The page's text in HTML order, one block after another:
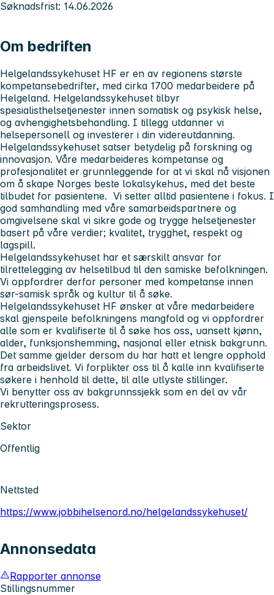
Søknadsfrist: 14.06.2026
Om bedriften
Helgelandssykehuset HF er en av regionens største
kompetansebedrifter, med cirka 1700 medarbeidere på
Helgeland. Helgelandssykehuset tilbyr
spesialisthelsetjenester innen somatisk og psykisk helse,
og avhengighetsbehandling. I tillegg utdanner vi
helsepersonell og investerer i din videreutdanning.
Helgelandssykehuset satser betydelig på forskning og
innovasjon. Våre medarbeideres kompetanse og
profesjonalitet er grunnleggende for at vi skal nå visjonen
om å skape Norges beste lokalsykehus, med det beste
tilbudet for pasientene. Vi setter alltid pasientene i fokus. I
god samhandling med våre samarbeidspartnere og
omgivelsene skal vi sikre gode og trygge helsetjenester
basert på våre verdier; kvalitet, trygghet, respekt og
lagspill.
Helgelandssykehuset har et særskilt ansvar for
tilrettelegging av helsetilbud til den samiske befolkningen.
Vi oppfordrer derfor personer med kompetanse innen
sør-samisk språk og kultur til å søke.
Helgelandssykehuset HF ønsker at våre medarbeidere
skal gjenspeile befolkningens mangfold og vi oppfordrer
alle som er kvalifiserte til å søke hos oss, uansett kjønn,
alder, funksjonshemming, nasjonal eller etnisk bakgrunn.
Det samme gjelder dersom du har hatt et lengre opphold
fra arbeidslivet. Vi forplikter oss til å kalle inn kvalifiserte
søkere i henhold til dette, til alle utlyste stillinger.
Vi benytter oss av bakgrunnssjekk som en del av vår
rekrutteringsprosess.
Sektor
Offentlig
Nettsted
https://www.jobbihelsenord.no/helgelandssykehuset/
Annonsedata
Rapporter annonse
Stillingsnummer